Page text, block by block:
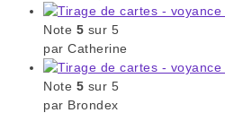
Note 5 sur 5
par Catherine
Note 5 sur 5
par Brondex